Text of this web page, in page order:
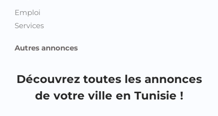
Emploi
Services
Autres annonces
Découvrez toutes les annonces
de votre ville en Tunisie !